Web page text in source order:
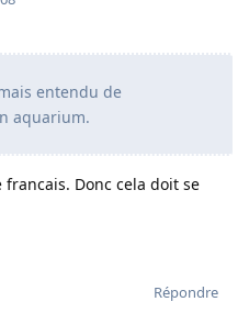
entendu de
aquarium.
Donc cela doit se
Répondre